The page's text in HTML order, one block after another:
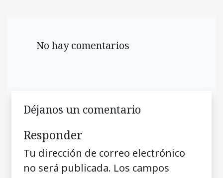
No hay comentarios
Déjanos un comentario
Responder
Tu dirección de correo electrónico
no será publicada. Los campos